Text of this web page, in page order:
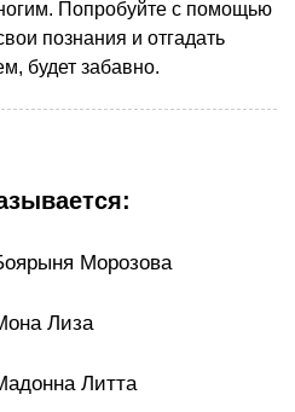
Попробуйте с помощью
познания и отгадать
будет забавно.
Морозова
Лиза
Литта